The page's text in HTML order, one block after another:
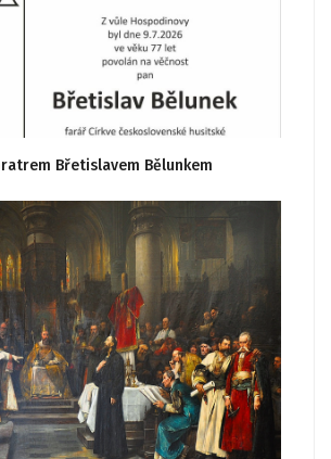
Břetislavem Bělunkem